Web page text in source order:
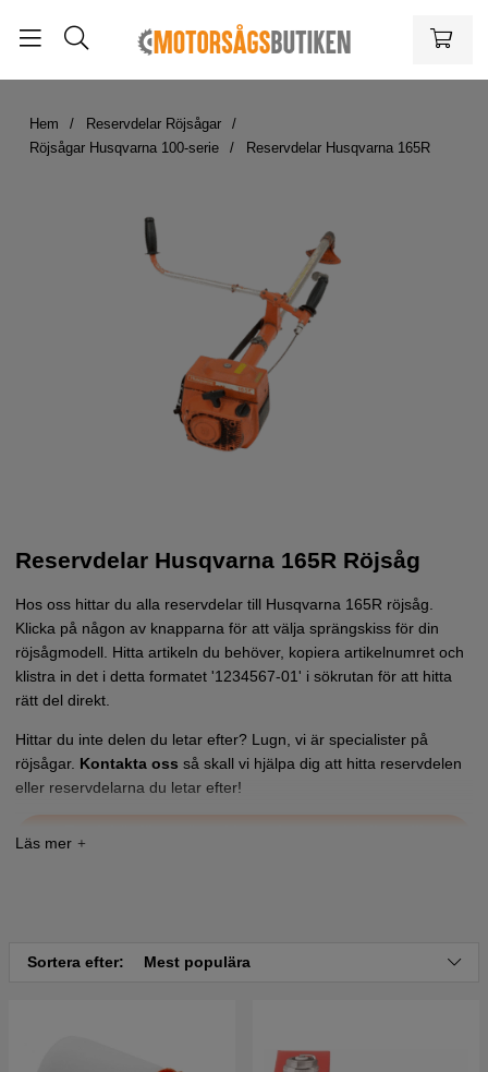
Hem
Reservdelar Röjsågar
Röjsågar Husqvarna 100-serie
Reservdelar Husqvarna 165R
Reservdelar Husqvarna 165R Röjsåg
Hos oss hittar du alla reservdelar till Husqvarna 165R röjsåg.
Klicka på någon av knapparna för att välja sprängskiss för din
röjsågmodell. Hitta artikeln du behöver, kopiera artikelnumret och
klistra in det i detta formatet '1234567-01' i sökrutan för att hitta
rätt del direkt.
Hittar du inte delen du letar efter? Lugn, vi är specialister på
röjsågar. Kontakta oss så skall vi hjälpa dig att hitta reservdelen
eller reservdelarna du letar efter!
Tryck här för sprängskiss och reservdelslista till
Sortera efter: Mest populära